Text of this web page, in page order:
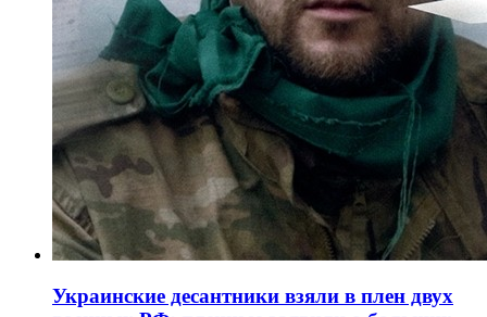
Украинские десантники взяли в плен двух